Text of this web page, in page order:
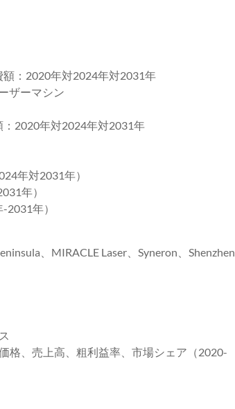
：2020年対2024年対2031年
ザーマシン
：2020年対2024年対2031年
年対2031年）
年）
年）
、MIRACLE Laser、Syneron、Shenzhen
格、売上高、粗利益率、市場シェア（2020-